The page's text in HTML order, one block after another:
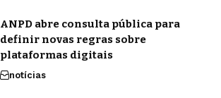
ANPD abre consulta pública para
definir novas regras sobre
plataformas digitais
notícias